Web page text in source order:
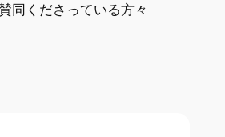
同くださっている方々